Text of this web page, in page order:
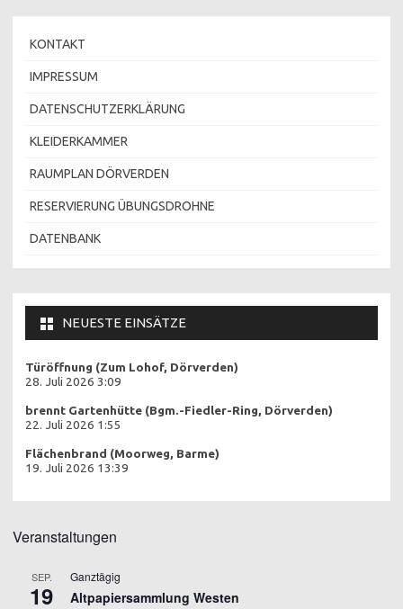
KONTAKT
IMPRESSUM
DATENSCHUTZERKLÄRUNG
KLEIDERKAMMER
RAUMPLAN DÖRVERDEN
RESERVIERUNG ÜBUNGSDROHNE
DATENBANK
NEUESTE EINSÄTZE
Türöffnung (Zum Lohof, Dörverden)
28. Juli 2026 3:09
brennt Gartenhütte (Bgm.-Fiedler-Ring, Dörverden)
22. Juli 2026 1:55
Flächenbrand (Moorweg, Barme)
19. Juli 2026 13:39
Veranstaltungen
SEP.
19
Ganztägig
Altpapiersammlung Westen